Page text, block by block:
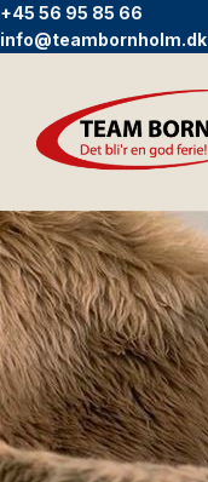
+45 56 95 85 66
info@teambornholm.dk